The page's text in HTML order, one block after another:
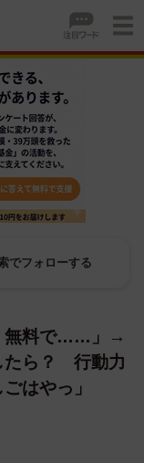
でフォローする
無料で……」→
たら？ 行動力
はやっ」